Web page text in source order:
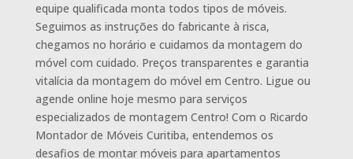
equipe qualificada monta todos tipos de móveis.
Seguimos as instruções do fabricante à risca,
chegamos no horário e cuidamos da montagem do
móvel com cuidado. Preços transparentes e garantia
vitalícia da montagem do móvel em Centro. Ligue ou
agende online hoje mesmo para serviços
especializados de montagem Centro! Com o Ricardo
Montador de Móveis Curitiba, entendemos os
desafios de montar móveis para apartamentos